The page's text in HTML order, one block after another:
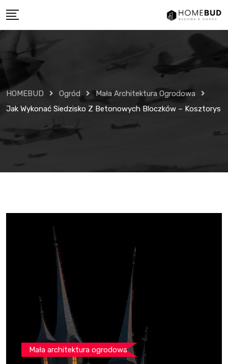
to
HOMEBUD Ogród
Mała Architektura Ogrodowa
Jak Wykonać Siedzisko Z Betonowych Bloczków – Kosztorys
Mała architektura ogrodowa